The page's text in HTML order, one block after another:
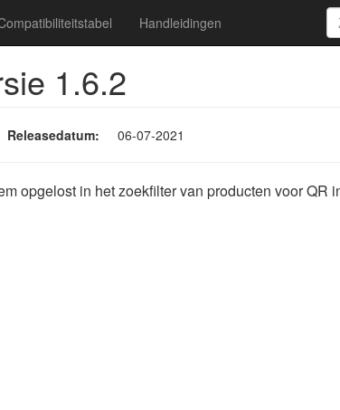
Handleidingen
1.6.2
Releasedatum: 06-07-2021
opgelost in het zoekfilter van producten voor